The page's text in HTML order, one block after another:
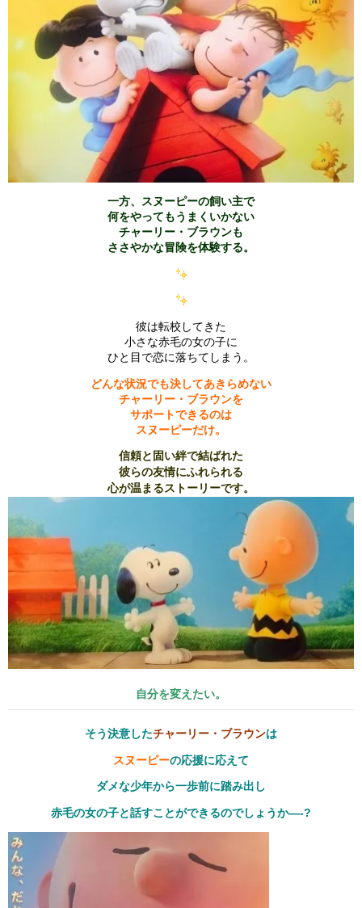
一方、スヌーピーの飼い主で
何をやってもうまくいかない
チャーリー・ブラウンも
ささやかな冒険を体験する。
彼は転校してきた
小さな赤毛の女の子に
ひと目で恋に落ちてしまう。
どんな状況でも決してあきらめない
チャーリー・ブラウンを
サポートできるのは
スヌーピーだけ。
信頼と固い絆で結ばれた
彼らの友情にふれられる
心が温まるストーリーです。
自分を変えたい。
そう決意したチャーリー・ブラウンは
スヌーピーの応援に応えて
ダメな少年から一歩前に踏み出し
赤毛の女の子と話すことができるのでしょうか—-?